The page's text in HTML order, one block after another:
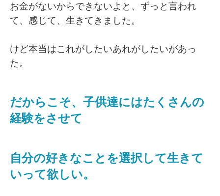
お金がないからできないよと、ずっと言われ
て、感じて、生きてきました。
けど本当はこれがしたいあれがしたいがあっ
た。
だからこそ、子供達にはたくさんの
経験をさせて
自分の好きなことを選択して生きて
いって欲しい。